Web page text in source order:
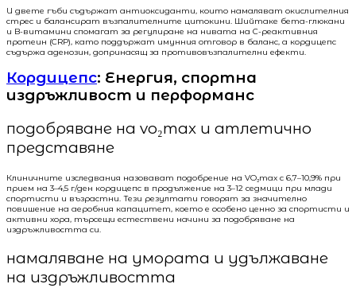
И двете гъби съдържат антиоксиданти, които намаляват окислителния
стрес и балансират възпалителните цитокини. Шийтаке бета-глюкани
и B-витамини спомагат за регулиране на нивата на C-реактивния
протеин (CRP), като поддържат имунния отговор в баланс, а кордицепс
съдържа аденозин, допринасящ за противовъзпалителни ефекти.
Кордицепс: Енергия, спортна
издръжливост и перформанс
подобряване на vo₂max и атлетично
представяне
Клиничните изследвания назовават подобрение на VO₂max с 6,7–10,9% при
прием на 3–4,5 г/ден кордицепс в продължение на 3–12 седмици при млади
спортисти и възрастни. Тези резултати говорят за значително
повишение на аеробния капацитет, което е особено ценно за спортисти и
активни хора, търсещи естествени начини за подобряване на
издръжливостта си.
намаляване на умората и удължаване
на издръжливостта